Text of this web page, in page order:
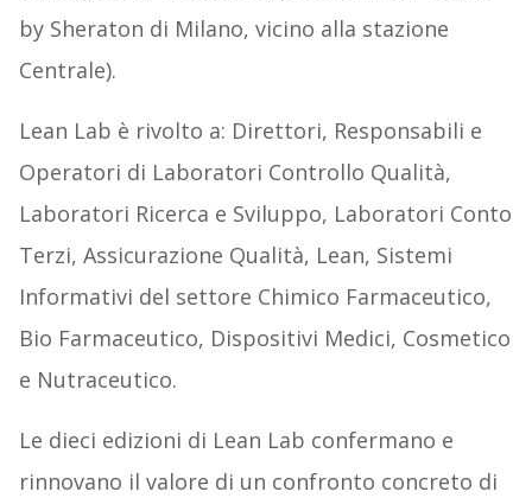
by Sheraton di Milano, vicino alla stazione
Centrale).
Lean Lab è rivolto a: Direttori, Responsabili e
Operatori di Laboratori Controllo Qualità,
Laboratori Ricerca e Sviluppo, Laboratori Conto
Terzi, Assicurazione Qualità, Lean, Sistemi
Informativi del settore Chimico Farmaceutico,
Bio Farmaceutico, Dispositivi Medici, Cosmetico
e Nutraceutico.
Le dieci edizioni di Lean Lab confermano e
rinnovano il valore di un confronto concreto di